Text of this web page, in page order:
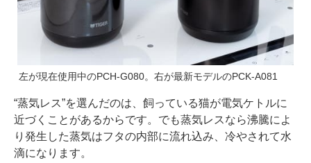
左が現在使用中のPCH-G080。右が最新モデルのPCK-A081
“蒸気レス”を選んだのは、飼っている猫が電気ケトルに
近づくことがあるからです。でも蒸気レスなら沸騰によ
り発生した蒸気はフタの内部に流れ込み、冷やされて水
滴になります。